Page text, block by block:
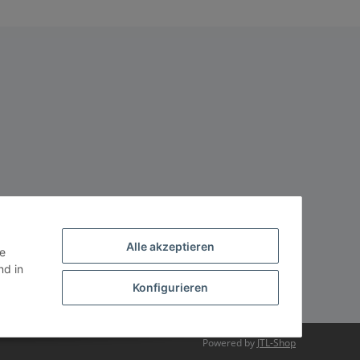
Powered by JTL-Shop
in
Alle akzeptieren
Konfigurieren